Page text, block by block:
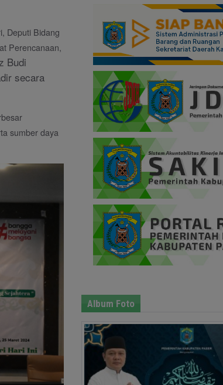
Deputi Bidang
Perencanaan,
Budi
secara
sumber daya
Album Foto